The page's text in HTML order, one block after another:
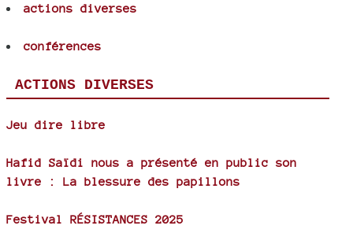
actions diverses
conférences
ACTIONS DIVERSES
Jeu dire libre
Hafid Saïdi nous a présenté en public son
livre : La blessure des papillons
Festival RÉSISTANCES 2025